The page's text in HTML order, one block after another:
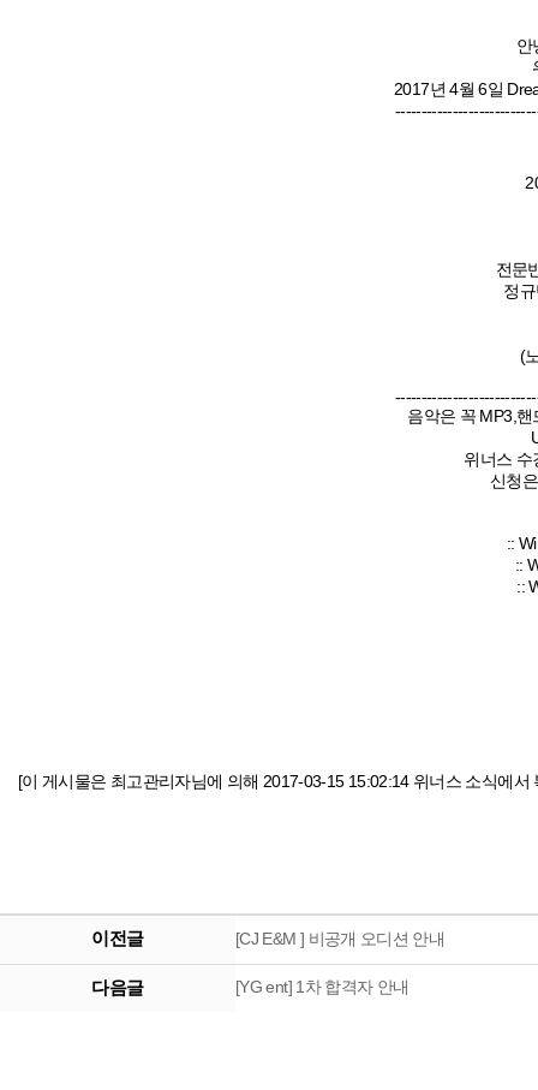
안
2017년 4월 6일
전문
정규
(
음악은 꼭 MP3,
위너스 수
신청
::
::
::
[이 게시물은 최고관리자님에 의해 2017-03-15 15:02:14 위너스 소식에서
이전글 [CJ E&M ] 비공개 오디션 안내
다음글 [YG ent] 1차 합격자 안내